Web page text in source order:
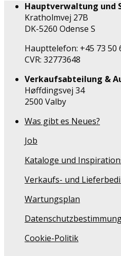
Hauptverwaltung und
Kratholmvej 27B
DK-5260 Odense S
Haupttelefon: +45 73 50
CVR: 32773648
Verkaufsabteilung &
Høffdingsvej 34
2500 Valby
Was gibt es Neues?
Job
Kataloge und
Verkaufs- und
Wartungsplan
Cookie-Politik